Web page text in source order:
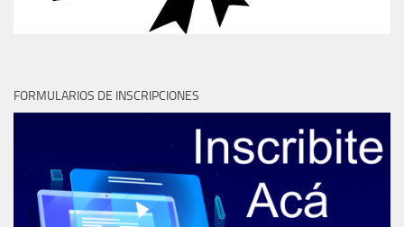
FORMULARIOS DE INSCRIPCIONES